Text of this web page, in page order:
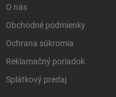
O nás
Obchodné podmienky
Ochrana súkromia
Reklamačný poriadok
Splátkový predaj